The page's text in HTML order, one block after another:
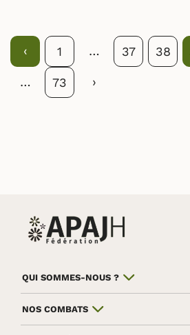
Précédent
‹ Page
1 … Page
37 Page
38
… Page
73 Suivant
›
QUI SOMMES-NOUS ?
NOS COMBATS